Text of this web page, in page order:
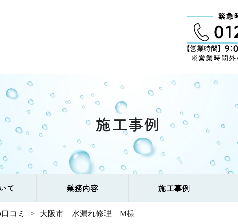
施工事例
て 業務内容 施工事例
コミ 大阪市 水漏れ修理 M様